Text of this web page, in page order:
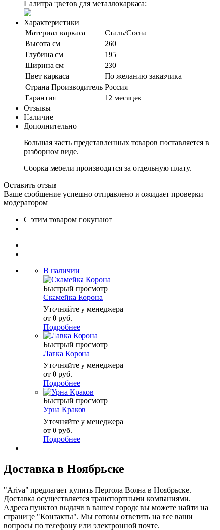
Палитра цветов для металлокаркаса:
Характеристики
Материал каркаса
Сталь/Сосна
Высота см
260
Глубина см
195
Ширина см
230
Цвет каркаса
По желанию заказчика
Страна Производитель Россия
Гарантия
12 месяцев
Отзывы
Наличие
Дополнительно
Большая часть представленных товаров поставляется в
разборном виде.
Сборка мебели производится за отдельную плату.
Оставить отзыв
Ваше сообщение успешно отправлено и ожидает проверки
модератором
С этим товаром покупают
В наличии
Быстрый просмотр
Скамейка Корона
Уточняйте у менеджера
от 0 руб.
Подробнее
Быстрый просмотр
Лавка Корона
Уточняйте у менеджера
от 0 руб.
Подробнее
Быстрый просмотр
Урна Краков
Уточняйте у менеджера
от 0 руб.
Подробнее
Доставка в Ноябрьске
"Ariva" предлагает купить Пергола Волна в Ноябрьске.
Доставка осуществляется транспортными компаниями.
Адреса пунктов выдачи в вашем городе вы можете найти на
странице "Контакты". Мы готовы ответить на все ваши
вопросы по телефону или электронной почте.